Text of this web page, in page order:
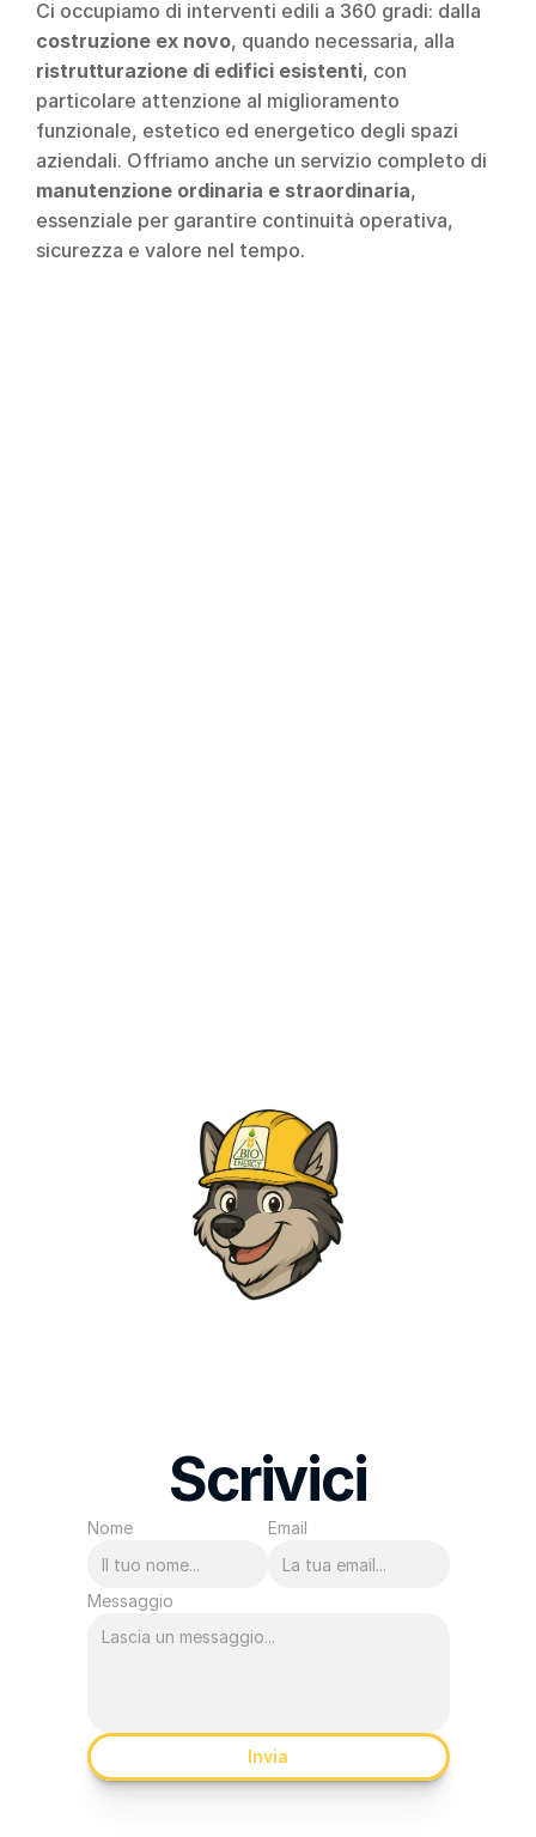
costruzione ex novo
ristrutturazione di edifici esistenti, con
particolare attenzione al miglioramento
funzionale, estetico ed energetico degli spazi
manutenzione ordinaria e straordinaria,
essenziale per garantire continuità operativa,
sicurezza e valore nel tempo.
Scrivici
Nome Email
Messaggio
Invia